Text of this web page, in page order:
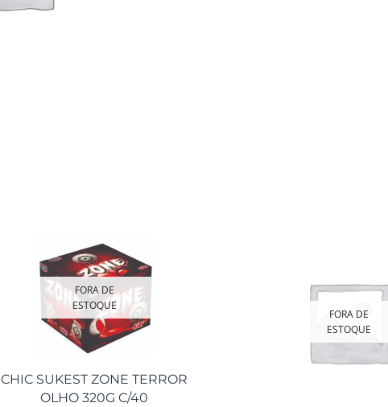
FORA DE
ESTOQUE
CHIC SUKEST ZONE TERROR
OLHO 320G C/40
FORA DE
ESTOQUE